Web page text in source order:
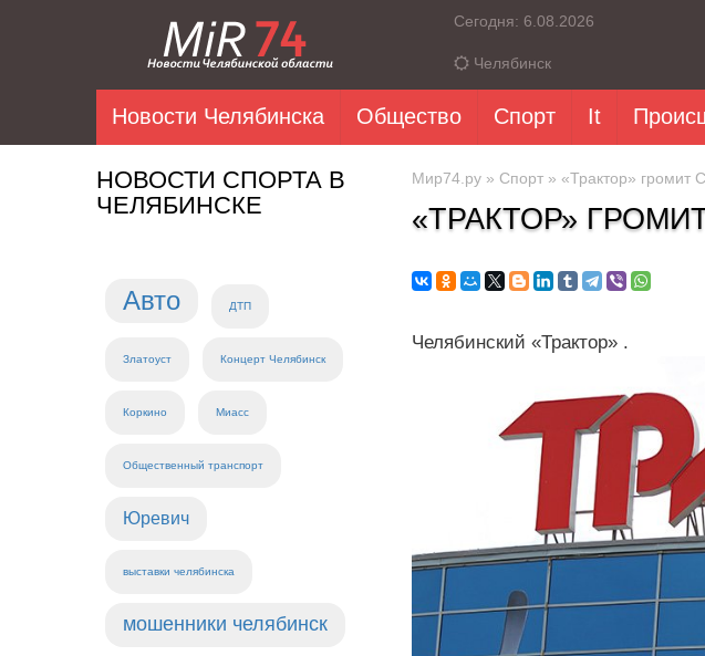
Сегодня: 6.08.2026
Челябинск
Новости Челябинска Общество Спорт It
НОВОСТИ СПОРТА В
ЧЕЛЯБИНСКЕ
Авто ДТП
Златоуст Концерт Челябинск
Коркино Миасс
Общественный транспорт
Юревич
выставки челябинска
мошенники челябинск
Мир74.ру » Спорт » «Трактор» громит
«ТРАКТОР»
Челябинский «Трактор» .